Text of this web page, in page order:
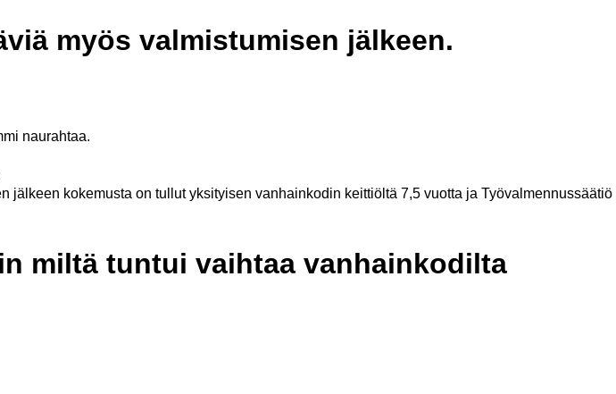
myös valmistumisen jälkeen.
naurahtaa.
kokemusta on tullut yksityisen vanhainkodin keittiöltä 7,5 vuotta ja Työvalmennussäätiö
miltä tuntui vaihtaa vanhainkodilta